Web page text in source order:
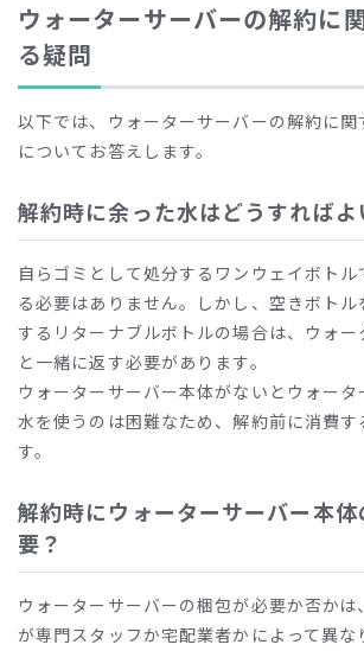
ウォーターサーバーの解約に
る疑問
以下では、ウォーターサーバーの解約に
についてお答えします。
解約時に余った水はどうすればよ
自らゴミとして処分するワンウェイボト
る必要はありません。しかし、空きボトル
するリターナブルボトルの場合は、ウォ
と一緒に返す必要があります。
ウォーターサーバー本体がないとウォー
水を使うのは困難なため、解約前に消費す
す。
解約時にウォーターサーバー本体
要？
ウォーターサーバーの梱包が必要か否かは
が専門スタッフか宅配業者かによって異な